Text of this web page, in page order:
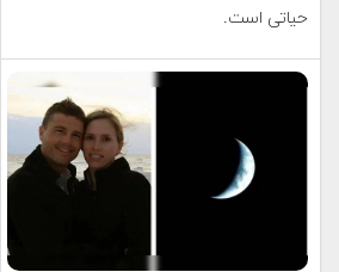
حیاتی است.